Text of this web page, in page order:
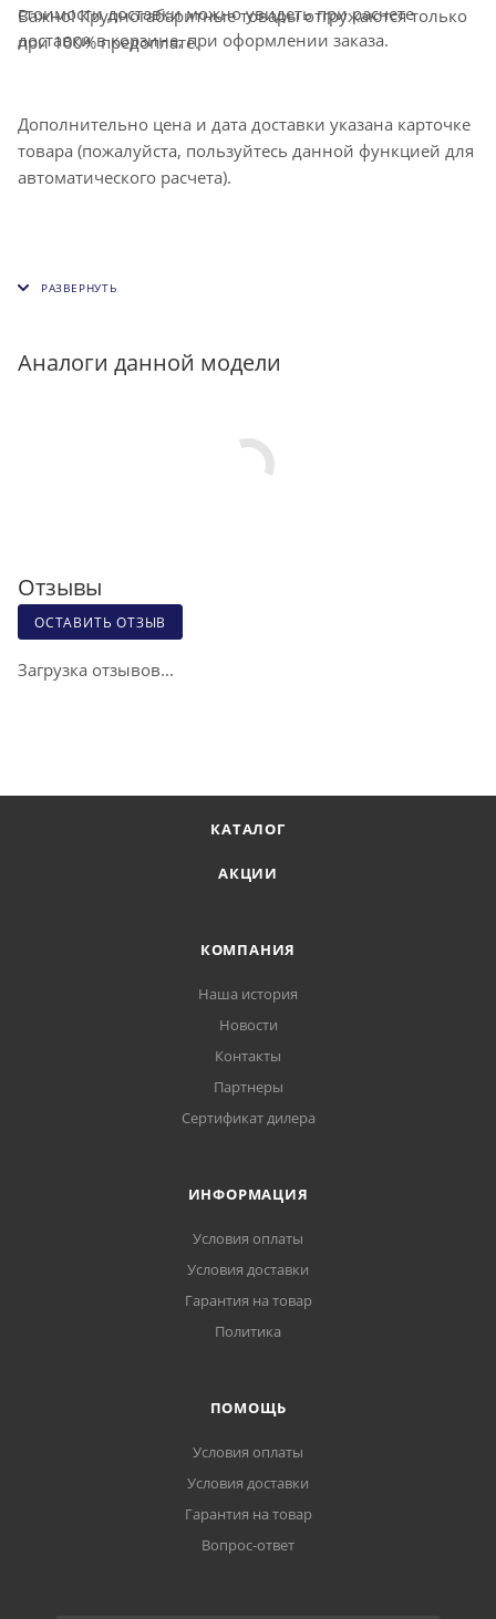
стоимости доставки можно увидеть при расчете
доставки в корзине, при оформлении заказа.
Важно! Крупногабаритные товары отгружаются только
при 100% предоплате.
Дополнительно цена и дата доставки указана карточке
товара (пожалуйста, пользуйтесь данной функцией для
автоматического расчета).
Аналоги данной модели
Отзывы
ОСТАВИТЬ ОТЗЫВ
Загрузка отзывов...
КАТАЛОГ
АКЦИИ
КОМПАНИЯ
Наша история
Новости
Контакты
Партнеры
Сертификат дилера
ИНФОРМАЦИЯ
Условия оплаты
Условия доставки
Гарантия на товар
Политика
ПОМОЩЬ
Условия оплаты
Условия доставки
Гарантия на товар
Вопрос-ответ